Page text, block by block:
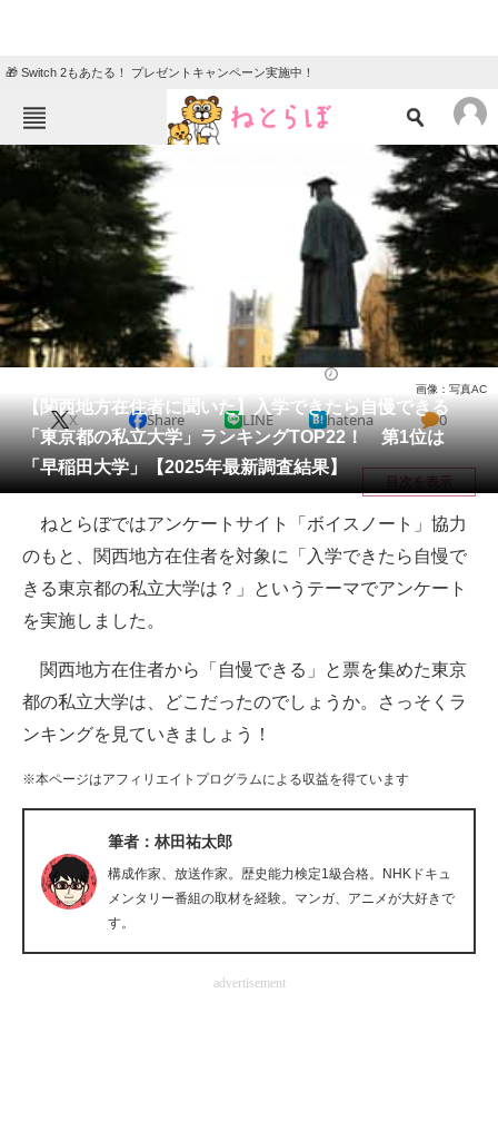
🎁 Switch 2もあたる！ プレゼントキャンペーン実施中！
ねとらぼメニュー
ニュース
エンタメ
グルメ
住まい 教育・育児
動物 リサーチ
会員記事
メディア
注目記事を集めた総合ページ
ITの今と未来を見通す
スマホと通信の最新トレンド
好きが集まる 比べて選べる
ビジネスと働き方のヒント
AI活用のいまが分かる
企業ITのトレンドを詳説
経営リーダーのコミュニティ
マーケ×ITの今がよく分かる
ITエンジニア向け専門サイト
【関西地方在住者に聞いた】入学できたら自慢できる
「東京都の私立大学」ランキングTOP22！ 第1位は
「早稲田大学」【2025年最新調査結果】
画像：写真AC
X Share LINE hatena 0
目次を表示
ねとらぼではアンケートサイト「ボイスノート」協力
のもと、関西地方在住者を対象に「入学できたら自慢で
きる東京都の私立大学は？」というテーマでアンケート
を実施しました。
関西地方在住者から「自慢できる」と票を集めた東京
都の私立大学は、どこだったのでしょうか。さっそくラ
ンキングを見ていきましょう！
※本ページはアフィリエイトプログラムによる収益を得ています
筆者：林田祐太郎
構成作家、放送作家。歴史能力検定1級合格。NHKドキュ
メンタリー番組の取材を経験。マンガ、アニメが大好きで
す。
advertisement